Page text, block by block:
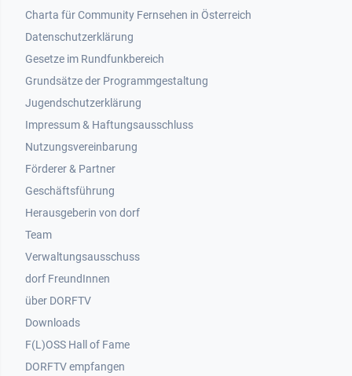
Footer 1
Charta für Community Fernsehen in Österreich
Datenschutzerklärung
Gesetze im Rundfunkbereich
Grundsätze der Programmgestaltung
Jugendschutzerklärung
Impressum & Haftungsausschluss
Nutzungsvereinbarung
Footer 2
Förderer & Partner
Geschäftsführung
Herausgeberin von dorf
Team
Verwaltungsausschuss
dorf FreundInnen
Footer 3
über DORFTV
Downloads
F(L)OSS Hall of Fame
Footer 4
DORFTV empfangen